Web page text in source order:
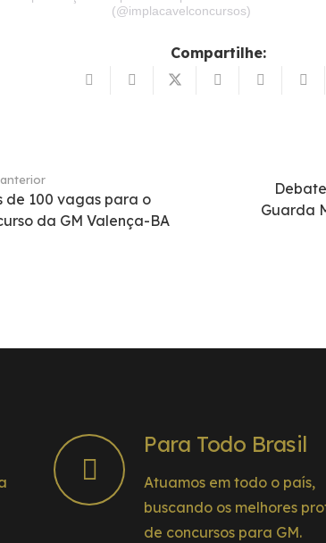
(@implacavelconcursos)
Compartilhe:
de 100 vagas para o
da GM Valença-BA
Guarda
Para Todo Brasil
Atuamos em todo o país,
buscando os melhores
de concursos para GM.